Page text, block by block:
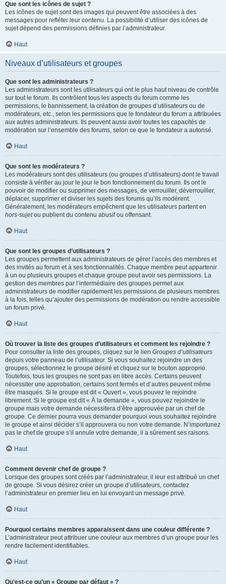
Que sont les icônes de sujet ?
Les icônes de sujet sont des images qui peuvent être associées à des
messages pour refléter leur contenu. La possibilité d’utiliser des icônes de
sujet dépend des permissions définies par l’administrateur.
Haut
Niveaux d’utilisateurs et groupes
Que sont les administrateurs ?
Les administrateurs sont les utilisateurs qui ont le plus haut niveau de contrôle
sur tout le forum. Ils contrôlent tous les aspects du forum comme les
permissions, le bannissement, la création de groupes d’utilisateurs ou de
modérateurs, etc., selon les permissions que le fondateur du forum a attribuées
aux autres administrateurs. Ils peuvent aussi avoir toutes les capacités de
modération sur l’ensemble des forums, selon ce que le fondateur a autorisé.
Haut
Que sont les modérateurs ?
Les modérateurs sont des utilisateurs (ou groupes d’utilisateurs) dont le travail
consiste à vérifier au jour le jour le bon fonctionnement du forum. Ils ont le
pouvoir de modifier ou supprimer des messages, de verrouiller, déverrouiller,
déplacer, supprimer et diviser les sujets des forums qu’ils modèrent.
Généralement, les modérateurs empêchent que les utilisateurs partent en
hors-sujetou publient du contenu abusif ou offensant.
Haut
Que sont les groupes d’utilisateurs ?
Les groupes permettent aux administrateurs de gérer l’accès des membres et
des invités au forum et à ses fonctionnalités. Chaque membre peut appartenir
à un ou plusieurs groupes et chaque groupe peut avoir ses permissions. La
gestion des membres par l’intermédiaire des groupes permet aux
administrateurs de modifier rapidement les permissions de plusieurs membres
à la fois, telles qu’ajouter des permissions de modération ou rendre accessible
un forum privé.
Haut
Où trouver la liste des groupes d’utilisateurs et comment les rejoindre ?
Pour consulter la liste des groupes, cliquez sur le lien Groupes d’utilisateurs
depuis votre panneau de l’utilisateur. Si vous souhaitez rejoindre un des
groupes, sélectionnez le groupe désiré et cliquez sur le bouton approprié.
Toutefois, tous les groupes ne sont pas en libre accès. Certains peuvent
nécessiter une approbation, certains sont fermés et d’autres peuvent même
être masqués. Si le groupe est dit « Ouvert », vous pouvez le rejoindre
librement. Si le groupe est dit « À la demande », vous pouvez rejoindre le
groupe mais votre demande nécessitera d’être approuvée par un chef de
groupe. Ce dernier pourra vous demander pourquoi vous souhaitez rejoindre
le groupe et ainsi décider s’il approuvera ou non votre demande. N’importunez
pas le chef de groupe s’il annule votre demande, il a sûrement ses raisons.
Haut
Comment devenir chef de groupe ?
Lorsque des groupes sont créés par l’administrateur, il leur est attribué un chef
de groupe. Si vous désirez créer un groupe d’utilisateurs, contactez
l’administrateur en premier lieu en lui envoyant un message privé.
Haut
Pourquoi certains membres apparaissent dans une couleur différente ?
L’administrateur peut attribuer une couleur aux membres d’un groupe pour les
rendre facilement identifiables.
Haut
Qu’est-ce qu’un « Groupe par défaut » ?